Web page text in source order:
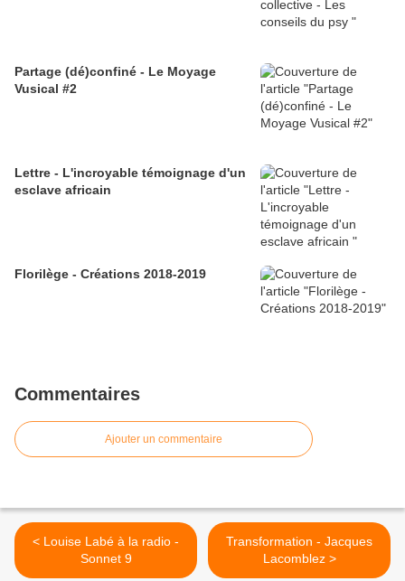
Partage (dé)confiné - Le Moyage
Vusical #2
Lettre - L'incroyable témoignage d'un
esclave africain
Florilège - Créations 2018-2019
Commentaires
Ajouter un commentaire
< Louise Labé à la radio -
Sonnet 9
Transformation - Jacques
Lacomblez >